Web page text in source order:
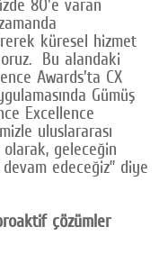
80'e varan
küresel hizmet
Bu alandaki
Awards'ta CX
Gümüş
Excellence
uluslararası
geleceğin
edeceğiz” diye
çözümler